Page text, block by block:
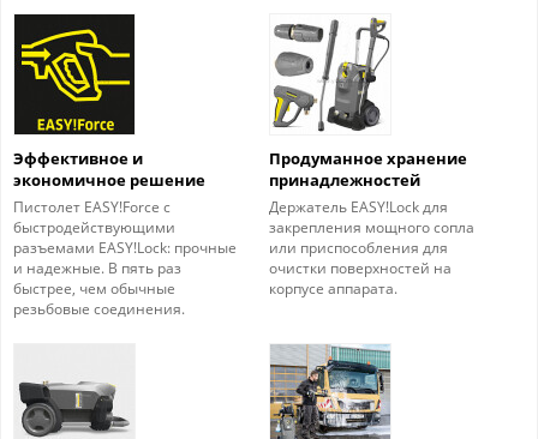
Эффективное и
экономичное решение
Пистолет EASY!Force с
быстродействующими
разъемами EASY!Lock: прочные
и надежные. В пять раз
быстрее, чем обычные
резьбовые соединения.
Продуманное хранение
принадлежностей
Держатель EASY!Lock для
закрепления мощного сопла
или приспособления для
очистки поверхностей на
корпусе аппарата.